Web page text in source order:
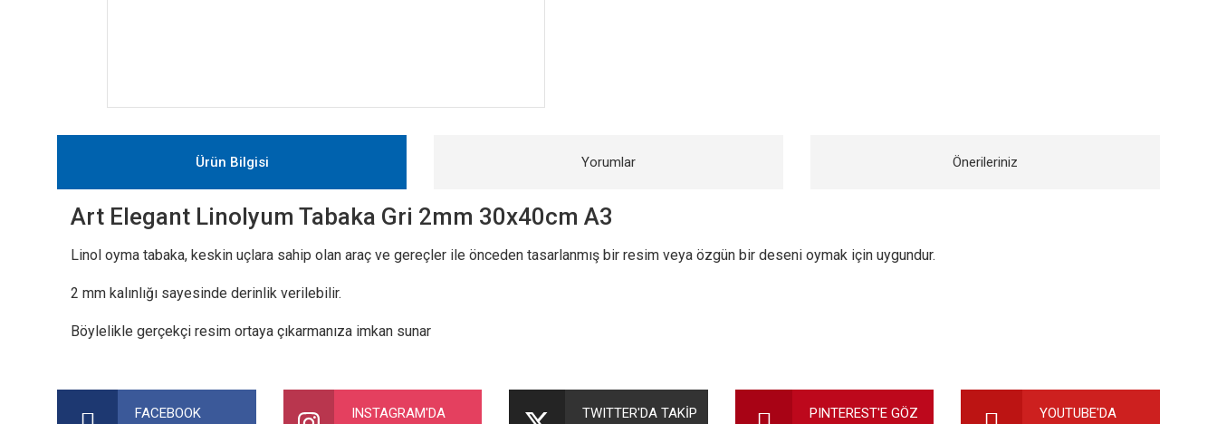
Ürün Bilgisi Yorumlar Önerileriniz
Art Elegant Linolyum Tabaka Gri 2mm 30x40cm A3
Linol oyma tabaka, keskin uçlara sahip olan araç ve gereçler ile önceden tasarlanmış bir resim veya özgün bir deseni oymak için uygundur.
2 mm kalınlığı sayesinde derinlik verilebilir.
Böylelikle gerçekçi resim ortaya çıkarmanıza imkan sunar
Bu ürüne ilk yorumu siz yapın!
FACEBOOK
INSTAGRAM'DA
TWITTER'DA TAKİP
PINTEREST'E GÖZ
YOUTUBE'DA